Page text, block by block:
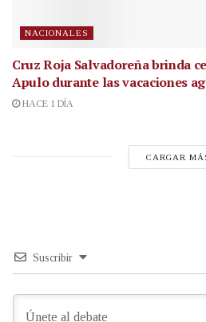
NACIONALES
Cruz Roja Salvadoreña brinda
Apulo durante las vacaciones
HACE 1 DÍA
CARGAR
Suscribir